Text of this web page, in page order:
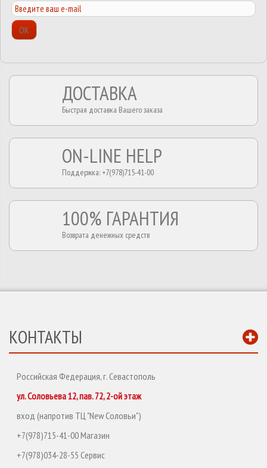
ОК
ДОСТАВКА
Быстрая доставка Вашего заказа
ON-LINE HELP
Поддержка: +7(978)715-41-00
100% ГАРАНТИЯ
Возврата денежных средств
КОНТАКТЫ
Российская Федерация, г. Севастополь
ул. Соловьева 12, пав. 72, 2-ой этаж
вход (напротив ТЦ "New Соловьи")
+7(978)715-41-00 Магазин
+7(978)034-28-55 Сервис